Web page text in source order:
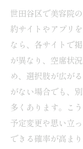
人気美
当日予約
世田谷
グ
繁忙期の
憧れのスタイ
芸能人風
ト
世田谷区で美容院
約サイトやアプリ
なら、各サイトで
が異なり、空席状
め、選択肢が広が
がない場合でも、
多くあります。こ
予定変更や思い立
できる確率が高まり